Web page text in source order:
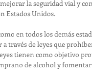
la seguridad vial y
Estados Unidos.
en todos los demás
a través de leyes que
tienen como objetivo
de alcohol y